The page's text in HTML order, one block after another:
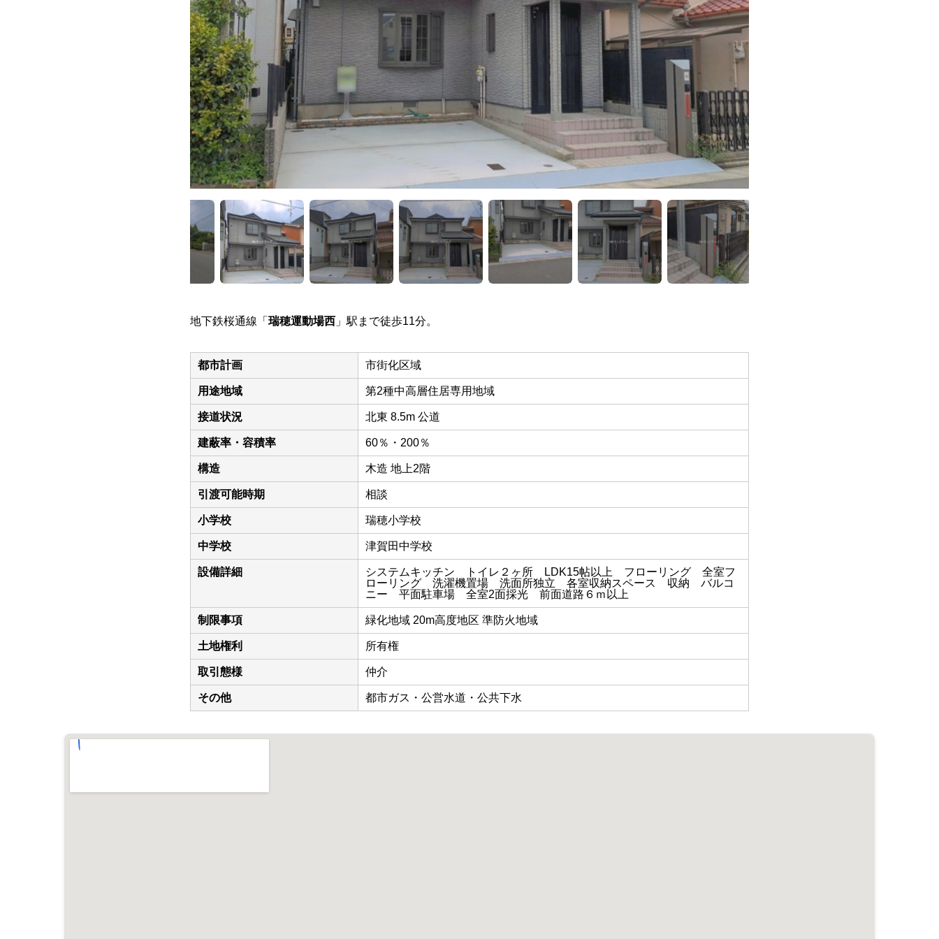
地下鉄桜通線「 瑞穂運動場西 」駅まで徒歩11分。
都市計画 市街化区域
用途地域 第2種中高層住居専用地域
接道状況 北東 8.5m 公道
建蔽率・容積率 60％・200％
構造 木造 地上2階
引渡可能時期 相談
小学校 瑞穂小学校
中学校 津賀田中学校
設備詳細
システムキッチン トイレ２ヶ所 LDK15帖以上 フローリング 全室フ
ローリング 洗濯機置場 洗面所独立 各室収納スペース 収納 バルコ
ニー 平面駐車場 全室2面採光 前面道路６ｍ以上
制限事項 緑化地域 20m高度地区 準防火地域
土地権利 所有権
取引態様 仲介
その他 都市ガス・公営水道・公共下水